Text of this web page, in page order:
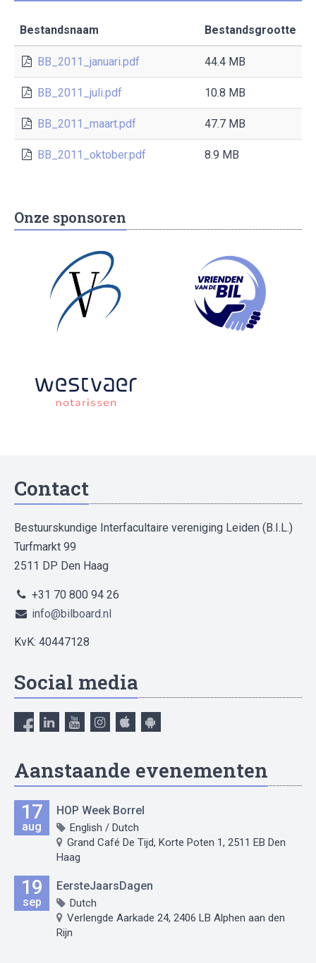
Bestandsnaam Bestandsgrootte
BB_2011_januari.pdf 44.4 MB
BB_2011_juli.pdf 10.8 MB
BB_2011_maart.pdf 47.7 MB
BB_2011_oktober.pdf 8.9 MB
Onze sponsoren
Contact
Bestuurskundige Interfacultaire vereniging Leiden (B.I.L.)
Turfmarkt 99
2511 DP Den Haag
+31 70 800 94 26
info@bilboard.nl
KvK: 40447128
Social media
Aanstaande evenementen
17
aug
HOP Week Borrel
English / Dutch
Grand Café De Tijd, Korte Poten 1, 2511 EB Den
Haag
19
sep
EersteJaarsDagen
Dutch
Verlengde Aarkade 24, 2406 LB Alphen aan den
Rijn